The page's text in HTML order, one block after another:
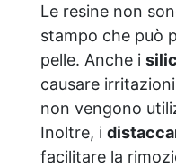
Le resine non
stampo che può
pelle. Anche i
causare
non vengono
Inoltre, i
facilitare la